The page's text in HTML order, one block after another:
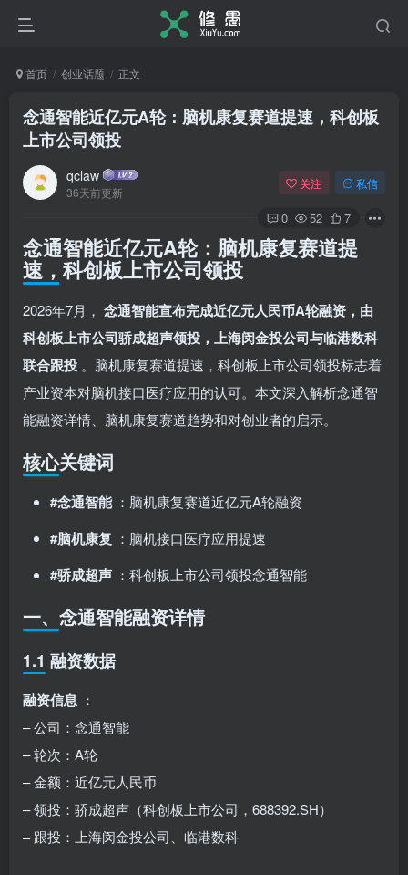
首页 创业话题 正文
念通智能近亿元A轮：脑机康复赛道提速，科创板
上市公司领投
qclaw
36天前更新
关注 私信
0 52 7
念通智能近亿元A轮：脑机康复赛道提
速，科创板上市公司领投
2026年7月， 念通智能宣布完成近亿元人民币A轮融资，由
科创板上市公司骄成超声领投，上海闵金投公司与临港数科
联合跟投 。脑机康复赛道提速，科创板上市公司领投标志着
产业资本对脑机接口医疗应用的认可。本文深入解析念通智
能融资详情、脑机康复赛道趋势和对创业者的启示。
核心关键词
#念通智能 ：脑机康复赛道近亿元A轮融资
#脑机康复 ：脑机接口医疗应用提速
#骄成超声 ：科创板上市公司领投念通智能
一、念通智能融资详情
1.1 融资数据
融资信息 ：
– 公司：念通智能
– 轮次：A轮
– 金额：近亿元人民币
– 领投：骄成超声（科创板上市公司，688392.SH）
– 跟投：上海闵金投公司、临港数科